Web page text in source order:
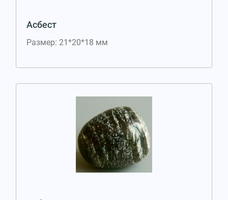
Асбест
Размер: 21*20*18 мм